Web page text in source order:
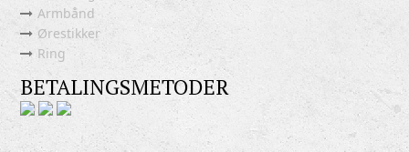
Armbånd
Ørestikker
Ring
BETALINGSMETODER